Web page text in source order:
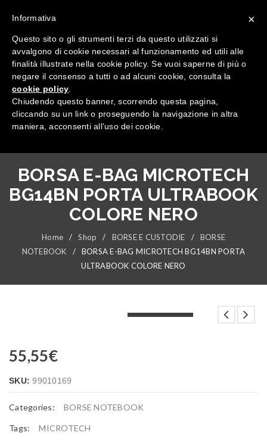
Tutte le categorie
BORSA E-BAG MICROTECH
BG14BN PORTA ULTRABOOK
COLORE NERO
Home / Shop / BORSE E CUSTODIE /
BORSE
NOTEBOOK
/
BORSA E-BAG MICROTECH BG14BN PORTA
ULTRABOOK COLORE NERO
55,55€
SKU:99010169
Categories: BORSE NOTEBOOK
Tags: MICROTECH
×
Informativa
Questo sito o gli strumenti terzi da questo utilizzati si
avvalgono di cookie necessari al funzionamento ed utili alle
finalità illustrate nella cookie policy. Se vuoi saperne di più o
negare il consenso a tutti o ad alcuni cookie, consulta la
cookie policy
Chiudendo questo banner, scorrendo questa pagina,
cliccando su un link o proseguendo la navigazione in altra
maniera, acconsenti all’uso dei cookie.